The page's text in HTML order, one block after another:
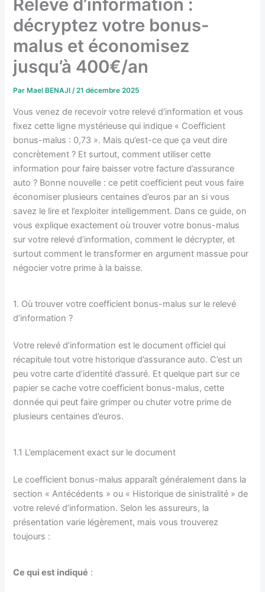
Relevé d’information :
décryptez votre bonus-
malus et économisez
jusqu’à 400€/an
Par Mael BENAJI/21 décembre 2025
Vous venez de recevoir votre relevé d’information et vous
fixez cette ligne mystérieuse qui indique « Coefficient
bonus-malus : 0,73 ». Mais qu’est-ce que ça veut dire
concrètement ? Et surtout, comment utiliser cette
information pour faire baisser votre facture d’assurance
auto ? Bonne nouvelle : ce petit coefficient peut vous faire
économiser plusieurs centaines d’euros par an si vous
savez le lire et l’exploiter intelligemment. Dans ce guide, on
vous explique exactement où trouver votre bonus-malus
sur votre relevé d’information, comment le décrypter, et
surtout comment le transformer en argument massue pour
négocier votre prime à la baisse.
1. Où trouver votre coefficient bonus-malus sur le relevé
d’information ?
Votre relevé d’information est le document officiel qui
récapitule tout votre historique d’assurance auto. C’est un
peu votre carte d’identité d’assuré. Et quelque part sur ce
papier se cache votre coefficient bonus-malus, cette
donnée qui peut faire grimper ou chuter votre prime de
plusieurs centaines d’euros.
1.1 L’emplacement exact sur le document
Le coefficient bonus-malus apparaît généralement dans la
section « Antécédents » ou « Historique de sinistralité » de
votre relevé d’information. Selon les assureurs, la
présentation varie légèrement, mais vous trouverez
toujours :
Ce qui est indiqué :